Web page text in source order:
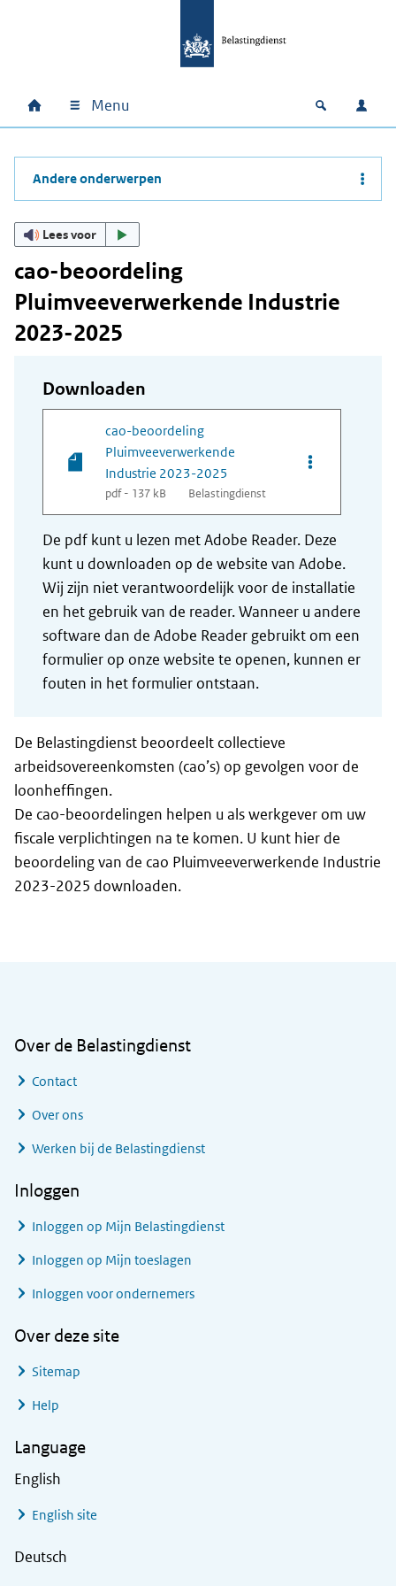
Hoofdnavigatie
Home Menu Open
Andere onderwerpen
Lees voor
cao-beoordeling
Pluimveeverwerkende Industrie
2023-2025
Downloaden
cao-beoordeling
Pluimveeverwerkende
Industrie 2023-2025
pdf - 137 kB Belastingdienst
Opties van
De pdf kunt u lezen met Adobe Reader. Deze
kunt u downloaden op de website van Adobe.
Wij zijn niet verantwoordelijk voor de installatie
en het gebruik van de reader. Wanneer u andere
software dan de Adobe Reader gebruikt om een
formulier op onze website te openen, kunnen er
fouten in het formulier ontstaan.
De Belastingdienst beoordeelt collectieve
arbeidsovereenkomsten (cao’s) op gevolgen voor de
loonheffingen.
De cao-beoordelingen helpen u als werkgever om uw
fiscale verplichtingen na te komen. U kunt hier de
beoordeling van de cao Pluimveeverwerkende Industrie
2023-2025 downloaden.
Over de Belastingdienst
Contact
Over ons
Werken bij de Belastingdienst
Inloggen
Inloggen op Mijn Belastingdienst
Inloggen op Mijn toeslagen
Inloggen voor ondernemers
Over deze site
Sitemap
Help
Language
English
English site
Deutsch